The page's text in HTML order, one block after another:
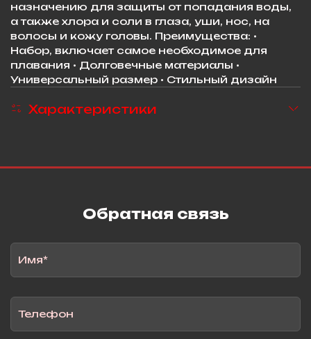
назначению для защиты от попадания воды,
а также хлора и соли в глаза, уши, нос, на
волосы и кожу головы. Преимущества: •
Набор, включает самое необходимое для
плавания • Долговечные материалы •
Универсальный размер • Стильный дизайн
Характеристики
Обратная связь